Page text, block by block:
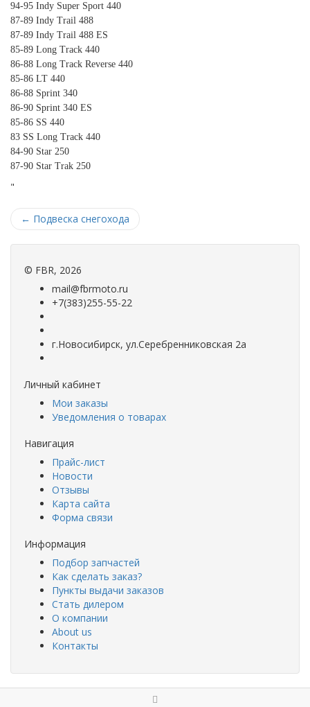
94-95 Indy Super Sport 440
87-89 Indy Trail 488
87-89 Indy Trail 488 ES
85-89 Long Track 440
86-88 Long Track Reverse 440
85-86 LT 440
86-88 Sprint 340
86-90 Sprint 340 ES
85-86 SS 440
83 SS Long Track 440
84-90 Star 250
87-90 Star Trak 250
"
← Подвеска снегохода
© FBR, 2026
mail@fbrmoto.ru
+7(383)255-55-22
г.Новосибирск, ул.Серебренниковская 2а
Личный кабинет
Мои заказы
Уведомления о товарах
Навигация
Прайс-лист
Новости
Отзывы
Карта сайта
Форма связи
Информация
Подбор запчастей
Как сделать заказ?
Пункты выдачи заказов
Стать дилером
О компании
About us
Контакты